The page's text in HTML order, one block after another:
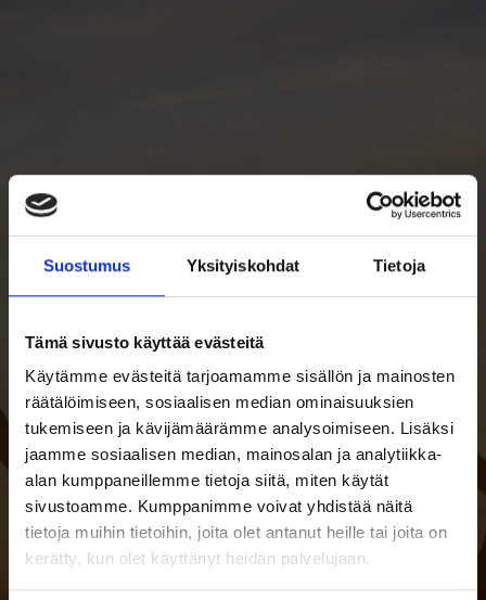
Suostumus Yksityiskohdat Tietoja
Tämä sivusto käyttää evästeitä
Käytämme evästeitä tarjoamamme sisällön ja mainosten
räätälöimiseen, sosiaalisen median ominaisuuksien
tukemiseen ja kävijämäärämme analysoimiseen. Lisäksi
jaamme sosiaalisen median, mainosalan ja analytiikka-
alan kumppaneillemme tietoja siitä, miten käytät
sivustoamme. Kumppanimme voivat yhdistää näitä
tietoja muihin tietoihin, joita olet antanut heille tai joita on
kerätty, kun olet käyttänyt heidän palvelujaan.